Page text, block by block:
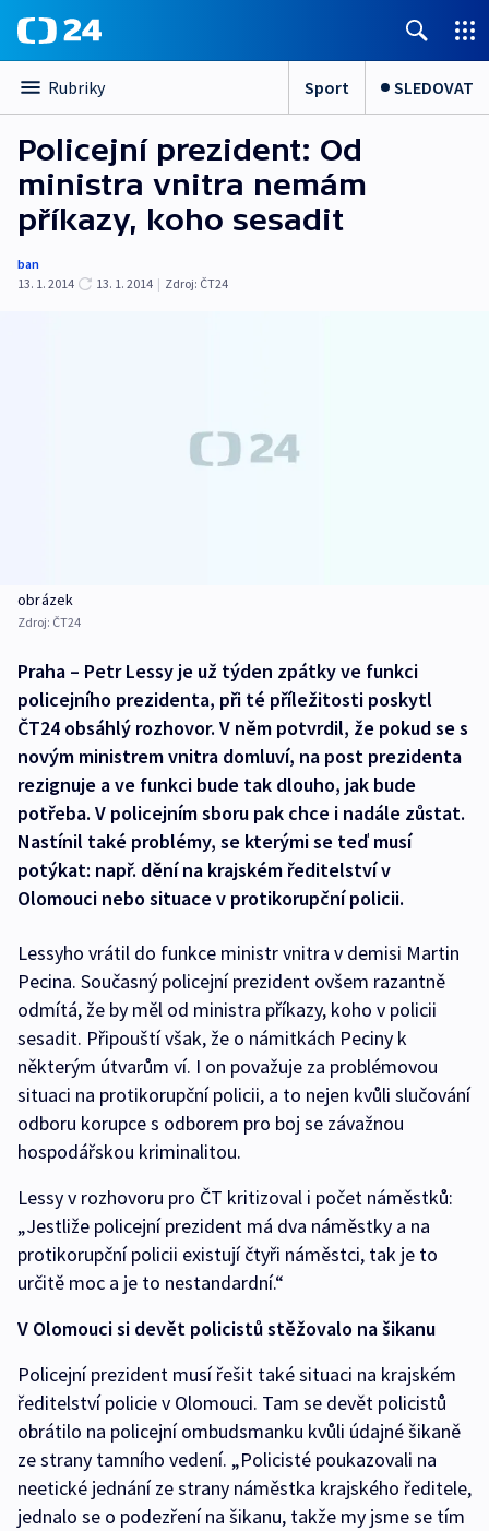
Rubriky Sport SLEDOVAT
Policejní prezident: Od
ministra vnitra nemám
příkazy, koho sesadit
ban
13. 1. 2014
13. 1. 2014 | Zdroj: ČT24
obrázek
Zdroj: ČT24
Praha – Petr Lessy je už týden zpátky ve funkci
policejního prezidenta, při té příležitosti poskytl
ČT24 obsáhlý rozhovor. V něm potvrdil, že pokud se s
novým ministrem vnitra domluví, na post prezidenta
rezignuje a ve funkci bude tak dlouho, jak bude
potřeba. V policejním sboru pak chce i nadále zůstat.
Nastínil také problémy, se kterými se teď musí
potýkat: např. dění na krajském ředitelství v
Olomouci nebo situace v protikorupční policii.
Lessyho vrátil do funkce ministr vnitra v demisi Martin
Pecina. Současný policejní prezident ovšem razantně
odmítá, že by měl od ministra příkazy, koho v policii
sesadit. Připouští však, že o námitkách Peciny k
některým útvarům ví. I on považuje za problémovou
situaci na protikorupční policii, a to nejen kvůli slučování
odboru korupce s odborem pro boj se závažnou
hospodářskou kriminalitou.
Lessy v rozhovoru pro ČT kritizoval i počet náměstků:
„Jestliže policejní prezident má dva náměstky a na
protikorupční policii existují čtyři náměstci, tak je to
určitě moc a je to nestandardní.“
V Olomouci si devět policistů stěžovalo na šikanu
Policejní prezident musí řešit také situaci na krajském
ředitelství policie v Olomouci. Tam se devět policistů
obrátilo na policejní ombudsmanku kvůli údajné šikaně
ze strany tamního vedení. „Policisté poukazovali na
neetické jednání ze strany náměstka krajského ředitele,
jednalo se o podezření na šikanu, takže my jsme se tím